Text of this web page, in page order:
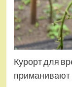
Курорт для
приманивают